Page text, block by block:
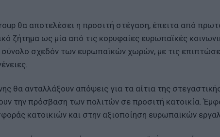
θα αποτελέσει η προσιτή στέγαση, έπειτα από
ζήτημα ως μία από τις κορυφαίες ευρωπαϊκές
σχεδόν των ευρωπαϊκών χωρών, με τις
θα ανταλλάξουν απόψεις για τα αίτια της
την πρόσβαση των πολιτών σε προσιτή κατοικία.
κατοικιών και στην αξιοποίηση ευρωπαϊκών